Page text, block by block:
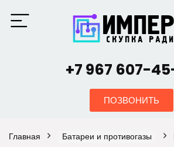
+7 967 607-
ПОЗВОНИТЬ
Главная Батареи и противогазы